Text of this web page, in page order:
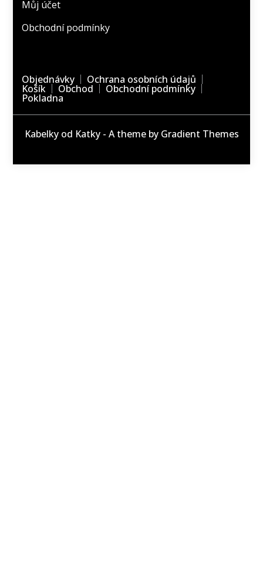
Můj účet
Obchodní podmínky
Objednávky Ochrana osobních údajů
Košík Obchod Obchodní podmínky
Pokladna
Kabelky od Katky - A theme by Gradient Themes